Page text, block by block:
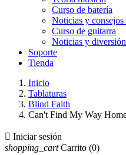
Curso de batería
Noticias y
Curso de guitarra
Noticias y diversión
Soporte
Tienda
Inicio
Tablaturas
Blind Faith
Can't Find My Way
 Iniciar sesión
shopping_cart Carrito (0)